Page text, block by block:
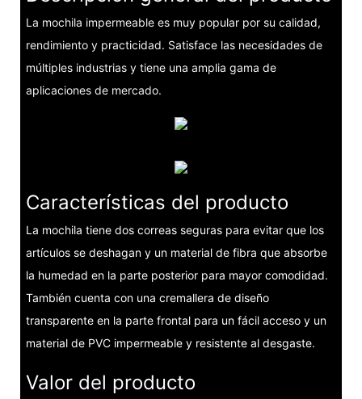
La mochila impermeable es muy popular por su calidad,
rendimiento y practicidad. Satisface las necesidades de
múltiples industrias y tiene una amplia gama de
aplicaciones de mercado.
Características del producto
La mochila tiene dos correas seguras para evitar que los
artículos se deshagan y un material de fibra que absorbe
la humedad en la parte posterior para mayor comodidad.
También cuenta con una cremallera de diseño
transparente en la parte frontal para un fácil acceso y un
material de PVC impermeable y resistente al desgaste.
Valor del producto